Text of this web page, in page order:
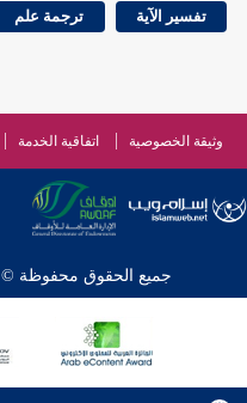
تفسير الآية ترجمة علم
وثيقة الخصوصية اتفاقية الخدمة
جميع الحقوق محفوظة © 2026 - 1998 لشبكة إسلام ويب